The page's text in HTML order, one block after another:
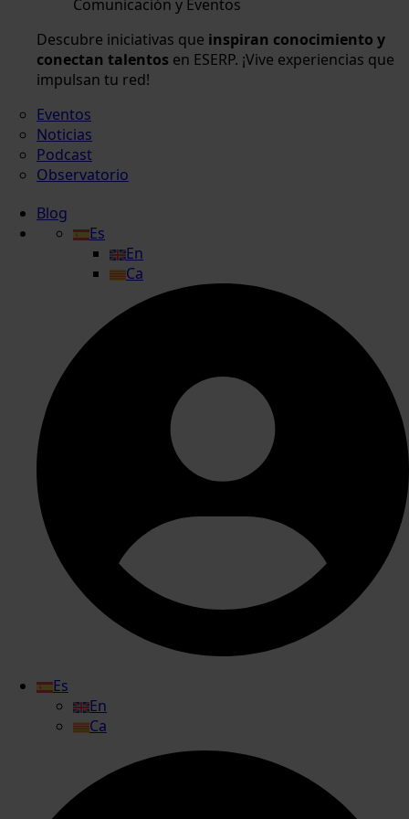
Comunicación y Eventos
Descubre iniciativas que inspiran conocimiento y
conectan talentos en ESERP. ¡Vive experiencias que
impulsan tu red!
Eventos
Noticias
Podcast
Observatorio
Blog
Es
En
Ca
Es
En
Ca